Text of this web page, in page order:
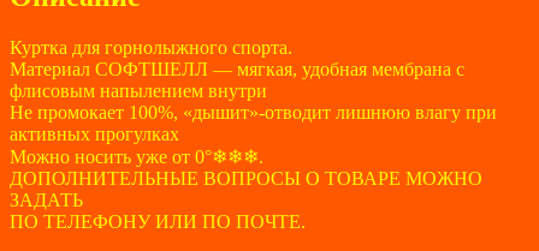
Куртка для горнолыжного спорта.
Материал СОФТШЕЛЛ — мягкая, удобная мембрана с
флисовым напылением внутри
Не промокает 100%, «дышит»-отводит лишнюю влагу при
активных прогулках
Можно носить уже от 0°❄❄❄.
ДОПОЛНИТЕЛЬНЫЕ ВОПРОСЫ О ТОВАРЕ МОЖНО
ЗАДАТЬ
ПО ТЕЛЕФОНУ ИЛИ ПО ПОЧТЕ.